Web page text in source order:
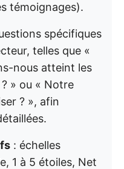
témoignages).
spécifiques
telles que «
nous atteint les
» ou « Notre
? », afin
: échelles
1 à 5 étoiles, Net